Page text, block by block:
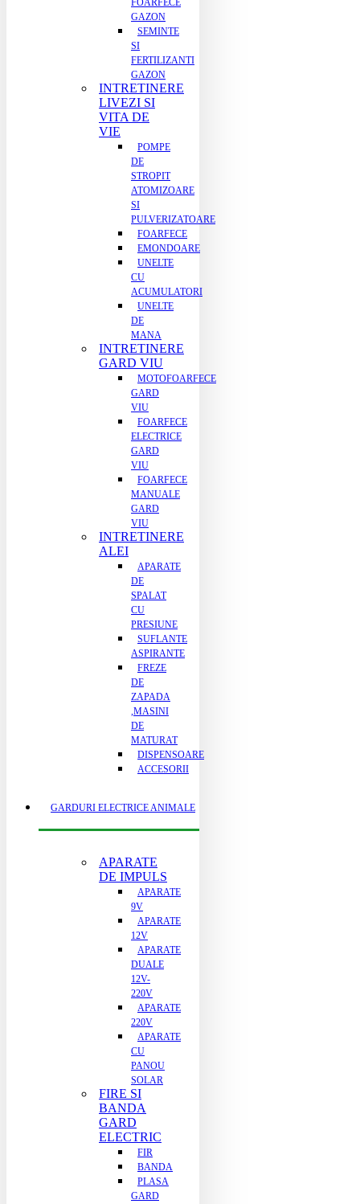
FOARFECE
GAZON
SEMINTE
SI
FERTILIZANTI
GAZON
INTRETINERE
LIVEZI SI
VITA DE
VIE
POMPE
DE
STROPIT
ATOMIZOARE
SI
PULVERIZATOARE
FOARFECE
EMONDOARE
UNELTE
CU
ACUMULATORI
UNELTE
DE
MANA
INTRETINERE
GARD VIU
MOTOFOARFECE
GARD
VIU
FOARFECE
ELECTRICE
GARD
VIU
FOARFECE
MANUALE
GARD
VIU
INTRETINERE
ALEI
APARATE
DE
SPALAT
CU
PRESIUNE
SUFLANTE
ASPIRANTE
FREZE
DE
ZAPADA
,MASINI
DE
MATURAT
DISPENSOARE
ACCESORII
GARDURI ELECTRICE ANIMALE
APARATE
DE IMPULS
APARATE
9V
APARATE
12V
APARATE
DUALE
12V-
220V
APARATE
220V
APARATE
CU
PANOU
SOLAR
FIRE SI
BANDA
GARD
ELECTRIC
FIR
BANDA
PLASA
GARD